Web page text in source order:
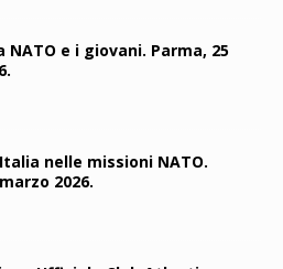
NATO e i giovani. Parma, 25
nelle missioni NATO.
2026.